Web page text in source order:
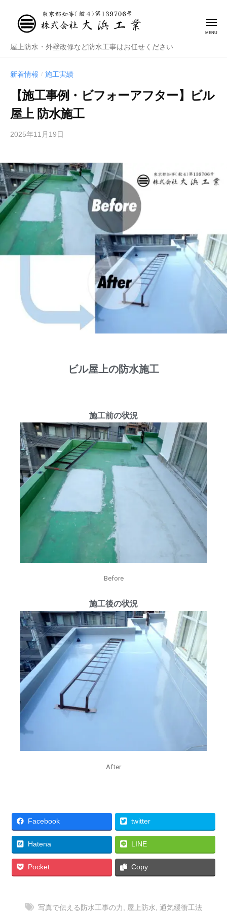
株
会
社
大
浜
工
屋上防水・外壁改修など防水工事はお任せください
新着情報 / 施工実績
【施工事例・ビフォーアフター】ビル
屋上 防水施工
2025年11月19日
理
者
ビル屋上の防水施工
施工前の状況
Before
施工後の状況
After
Facebook twitter
Hatena LINE
Pocket Copy
写真で伝える防水工事の力 , 屋上防水, 通気緩衝工法
会
大
工
業